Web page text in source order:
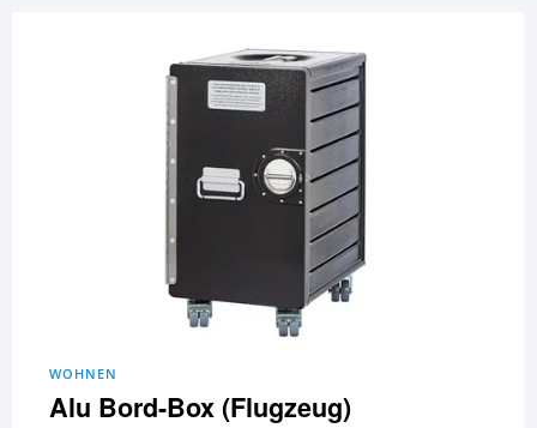
WOHNEN
Alu Bord-Box (Flugzeug)